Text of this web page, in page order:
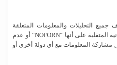
التحليلات والمعلومات المتعلقة
بمفاوضات السلام الروسية الأوكرانية المتقلبة على أنها “NOFORN” أو عدم
مشاركة المعلومات مع أي دولة أخرى أو